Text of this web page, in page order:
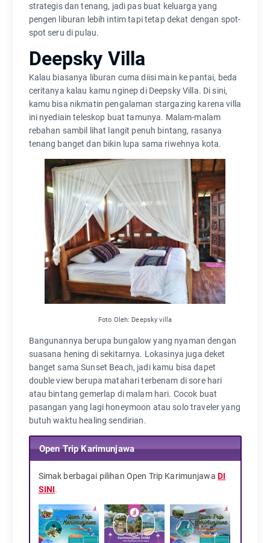
strategis dan tenang, jadi pas buat keluarga yang
pengen liburan lebih intim tapi tetap dekat dengan spot-
spot seru di pulau.
Deepsky Villa
Kalau biasanya liburan cuma diisi main ke pantai, beda
ceritanya kalau kamu nginep di Deepsky Villa. Di sini,
kamu bisa nikmatin pengalaman stargazing karena villa
ini nyediain teleskop buat tamunya. Malam-malam
rebahan sambil lihat langit penuh bintang, rasanya
tenang banget dan bikin lupa sama riwehnya kota.
Foto Oleh: Deepsky villa
Bangunannya berupa bungalow yang nyaman dengan
suasana hening di sekitarnya. Lokasinya juga deket
banget sama Sunset Beach, jadi kamu bisa dapet
double view berupa matahari terbenam di sore hari
atau bintang gemerlap di malam hari. Cocok buat
pasangan yang lagi honeymoon atau solo traveler yang
butuh waktu healing sendirian.
Open Trip Karimunjawa
Simak berbagai pilihan Open Trip Karimunjawa DI
SINI.